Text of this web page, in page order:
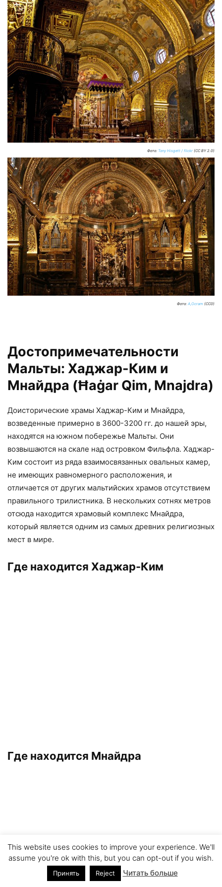
Фото: Tony Hisgett / flickr (CC BY 2.0)
Фото: A,Ocram (CC0)
Достопримечательности
Мальты: Хаджар-Ким и
Мнайдра (Ħaġar Qim, Mnajdra)
Доисторические храмы Хаджар-Ким и Мнайдра,
возведенные примерно в 3600-3200 гг. до нашей эры,
находятся на южном побережье Мальты. Они
возвышаются на скале над островком Фильфла. Хаджар-
Ким состоит из ряда взаимосвязанных овальных камер,
не имеющих равномерного расположения, и
отличается от других мальтийских храмов отсутствием
правильного трилистника. В нескольких сотнях метров
отсюда находится храмовый комплекс Мнайдра,
который является одним из самых древних религиозных
мест в мире.
Где находится Хаджар-Ким
Где находится Мнайдра
This website uses cookies to improve your experience. We'll
assume you're ok with this, but you can opt-out if you wish.
Принять Reject Читать больше